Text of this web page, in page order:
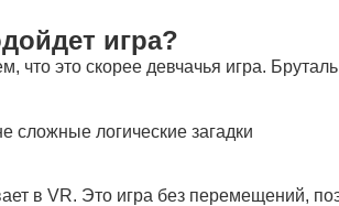
игра?
что это скорее девчачья игра.
сложные логические загадки
в VR. Это игра без перемещений,